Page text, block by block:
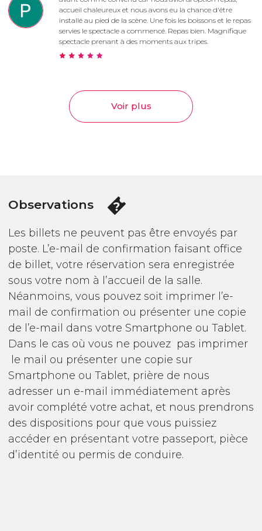
accueil chaleureux et nous avons eu la chance d'être
installé au pied de la scène. Une fois les boissons et le repas
servies le spectacle a commencé. Repas bien. Magnifique
spectacle prenant à des moments aux tripes.
Voir plus
Observations
Les billets ne peuvent pas être envoyés par
poste. L’e-mail de confirmation faisant office
de billet, votre réservation sera enregistrée
sous votre nom à l’accueil de la salle.
Néanmoins, vous pouvez soit imprimer l’e-
mail de confirmation ou présenter une copie
de l’e-mail dans votre Smartphone ou Tablet.
Dans le cas où vous ne pouvez pas imprimer
le mail ou présenter une copie sur
Smartphone ou Tablet, prière de nous
adresser un e-mail immédiatement après
avoir complété votre achat, et nous prendrons
des dispositions pour que vous puissiez
accéder en présentant votre passeport, pièce
d’identité ou permis de conduire.